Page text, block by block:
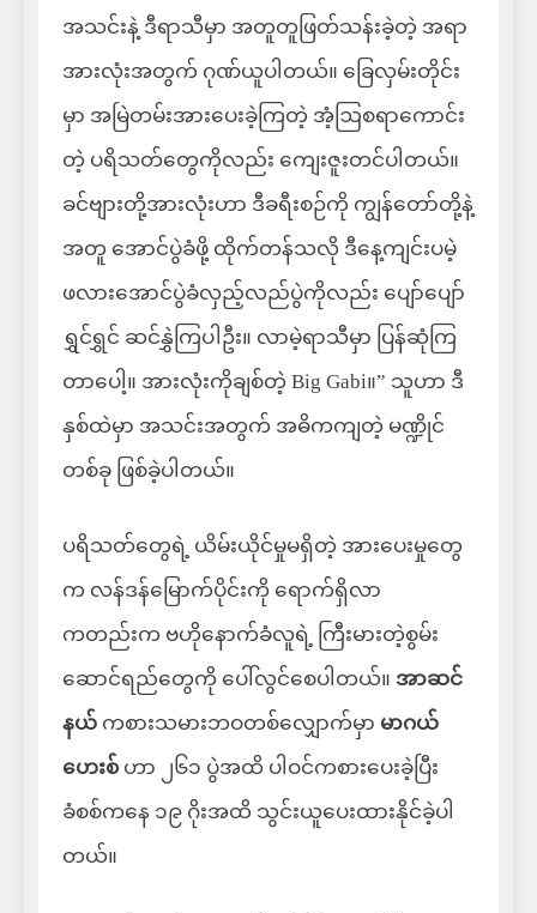
အသင်းနဲ့ ဒီရာသီမှာ အတူတူဖြတ်သန်းခဲ့တဲ့ အရာ
အားလုံးအတွက် ဂုဏ်ယူပါတယ်။ ခြေလှမ်းတိုင်း
မှာ အမြဲတမ်းအားပေးခဲ့ကြတဲ့ အံ့ဩစရာကောင်း
တဲ့ ပရိသတ်တွေကိုလည်း ကျေးဇူးတင်ပါတယ်။
ခင်ဗျားတို့အားလုံးဟာ ဒီခရီးစဉ်ကို ကျွန်တော်တို့နဲ့
အတူ အောင်ပွဲခံဖို့ ထိုက်တန်သလို ဒီနေ့ကျင်းပမဲ့
ဖလားအောင်ပွဲခံလှည့်လည်ပွဲကိုလည်း ပျော်ပျော်
ရွှင်ရွှင် ဆင်နွှဲကြပါဦး။ လာမဲ့ရာသီမှာ ပြန်ဆုံကြ
တာပေါ့။ အားလုံးကိုချစ်တဲ့ Big Gabi။” သူဟာ ဒီ
နှစ်ထဲမှာ အသင်းအတွက် အဓိကကျတဲ့ မဏ္ဍိုင်
တစ်ခု ဖြစ်ခဲ့ပါတယ်။
ပရိသတ်တွေရဲ့ ယိမ်းယိုင်မှုမရှိတဲ့ အားပေးမှုတွေ
က လန်ဒန်မြောက်ပိုင်းကို ရောက်ရှိလာ
ကတည်းက ဗဟိုနောက်ခံလူရဲ့ ကြီးမားတဲ့စွမ်း
ဆောင်ရည်တွေကို ပေါ်လွင်စေပါတယ်။ အာဆင်
နယ် ကစားသမားဘဝတစ်လျှောက်မှာ မာဂယ်
ဟေးစ်ဟာ ၂၆၁ ပွဲအထိ ပါဝင်ကစားပေးခဲ့ပြီး
ခံစစ်ကနေ ၁၉ ဂိုးအထိ သွင်းယူပေးထားနိုင်ခဲ့ပါ
တယ်။